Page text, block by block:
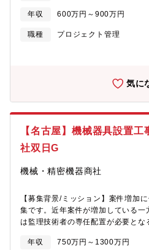
環境】・健康経営優良法人2025ブ
日、月平均残業時間17時間(全社平
取得日数平均11日/年・あいち女性
園）、契約保養所があり、子育てと
た。「小さくて強い会社」というス
にもやさしい、持続可能なモノづ
基盤の安定性・味の素が出資するJ-
て、J-オイルミルズへのOEM製品
す。◎開発力・商品優位性・日本
のが同社です。えごま油以外にも
や映画館のポップコーンに使われる
も、化粧品の原材料、風味油（味付
年収 600万円～900万円
職種
プロジェクト管理
気に
【名古屋】機械器具設置
社双日G
機械・精密機器商社
【募集背景/ミッション】案件増加
集です。近年案件が増加している
は監理技術者の専任配置が必要とな
制の構築に向け、監理技術者として
年収 750万円～1300万円